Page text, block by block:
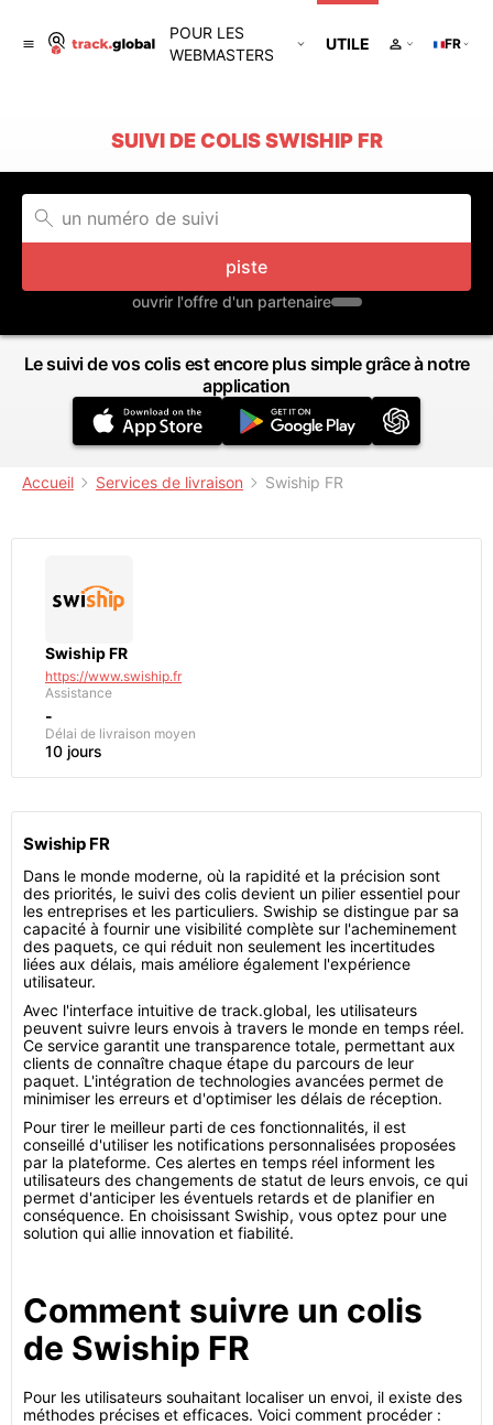
POUR LES
WEBMASTERS
UTILE FR
SUIVI DE COLIS SWISHIP FR
piste
ouvrir l'offre d'un partenaire
Le suivi de vos colis est encore plus simple grâce à notre
application
Accueil Services de livraison Swiship FR
Swiship FR
https://www.swiship.fr
Assistance
-
Délai de livraison moyen
10 jours
Swiship FR
Dans le monde moderne, où la rapidité et la précision sont
des priorités, le suivi des colis devient un pilier essentiel pour
les entreprises et les particuliers. Swiship se distingue par sa
capacité à fournir une visibilité complète sur l'acheminement
des paquets, ce qui réduit non seulement les incertitudes
liées aux délais, mais améliore également l'expérience
utilisateur.
Avec l'interface intuitive de track.global, les utilisateurs
peuvent suivre leurs envois à travers le monde en temps réel.
Ce service garantit une transparence totale, permettant aux
clients de connaître chaque étape du parcours de leur
paquet. L'intégration de technologies avancées permet de
minimiser les erreurs et d'optimiser les délais de réception.
Pour tirer le meilleur parti de ces fonctionnalités, il est
conseillé d'utiliser les notifications personnalisées proposées
par la plateforme. Ces alertes en temps réel informent les
utilisateurs des changements de statut de leurs envois, ce qui
permet d'anticiper les éventuels retards et de planifier en
conséquence. En choisissant Swiship, vous optez pour une
solution qui allie innovation et fiabilité.
Comment suivre un colis
de Swiship FR
Pour les utilisateurs souhaitant localiser un envoi, il existe des
méthodes précises et efficaces. Voici comment procéder :